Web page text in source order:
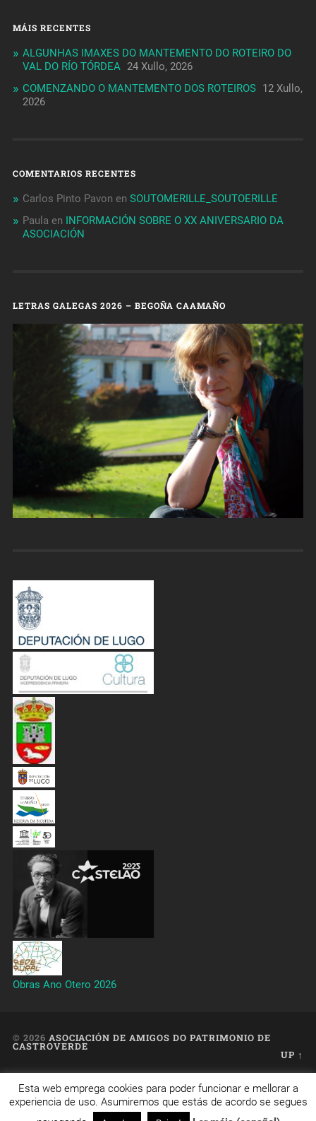
MÁIS RECENTES
ALGUNHAS IMAXES DO MANTEMENTO DO ROTEIRO DO
VAL DO RÍO TÓRDEA 24 Xullo, 2026
COMENZANDO O MANTEMENTO DOS ROTEIROS 12 Xullo,
2026
COMENTARIOS RECENTES
Carlos Pinto Pavon en SOUTOMERILLE_SOUTOERILLE
Paula en INFORMACIÓN SOBRE O XX ANIVERSARIO DA
ASOCIACIÓN
LETRAS GALEGAS 2026 – BEGOÑA CAAMAÑO
Obras Ano Otero 2026
© 2026 ASOCIACIÓN DE AMIGOS DO PATRIMONIO DE
CASTROVERDE
UP ↑
Web creada, aloxada e mantida por Café Dixital SL - 2026.
Visítanos en
https://cafedixital.comou ponte en contacto
Esta web emprega cookies para poder funcionar e mellorar a
experiencia de uso. Asumiremos que estás de acordo se segues